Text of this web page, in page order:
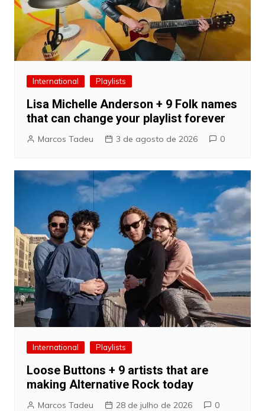
International Playlists
Lisa Michelle Anderson + 9 Folk names
that can change your playlist forever
Marcos Tadeu 3 de agosto de 2026 0
International Playlists
Loose Buttons + 9 artists that are
making Alternative Rock today
Marcos Tadeu 28 de julho de 2026 0